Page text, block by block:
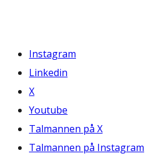
Instagram
Linkedin
X
Youtube
Talmannen på X
Talmannen på Instagram